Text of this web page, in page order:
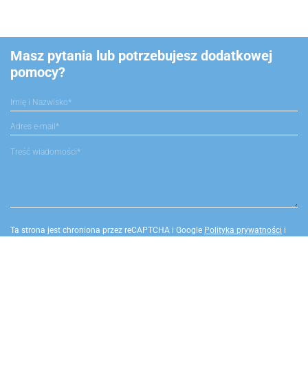
Masz pytania lub potrzebujesz dodatkowej
pomocy?
Ta strona jest chroniona przez reCAPTCHA i Google Polityka prywatności i